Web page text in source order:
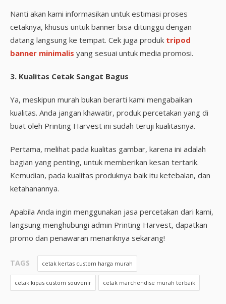
Nanti akan kami informasikan untuk estimasi proses
cetaknya, khusus untuk banner bisa ditunggu dengan
datang langsung ke tempat. Cek juga produk tripod
banner minimalis yang sesuai untuk media promosi.
3. Kualitas Cetak Sangat Bagus
Ya, meskipun murah bukan berarti kami mengabaikan
kualitas. Anda jangan khawatir, produk percetakan yang di
buat oleh Printing Harvest ini sudah teruji kualitasnya.
Pertama, melihat pada kualitas gambar, karena ini adalah
bagian yang penting, untuk memberikan kesan tertarik.
Kemudian, pada kualitas produknya baik itu ketebalan, dan
ketahanannya.
Apabila Anda ingin menggunakan jasa percetakan dari kami,
langsung menghubungi admin Printing Harvest, dapatkan
promo dan penawaran menariknya sekarang!
TAGS cetak kertas custom harga murah
cetak kipas custom souvenir cetak marchendise murah terbaik